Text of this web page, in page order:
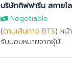
บริษัทกิฟฟารีน สกายไ
Negotiable
(ตามเส้นทาง BTS) หน้
รับมอบหมายจากผู้บั...